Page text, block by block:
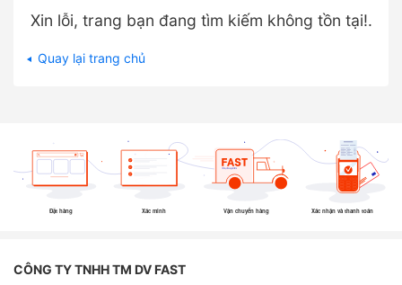
Xin lỗi, trang bạn đang tìm kiếm không tồn tại!.
Quay lại trang chủ
Đặt hàng Xác minh Vận chuyển hàng Xác nhận và thanh toán
CÔNG TY TNHH TM DV FAST